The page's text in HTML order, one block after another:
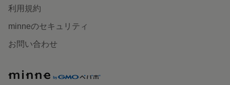
利用規約
minneのセキュリティ
お問い合わせ